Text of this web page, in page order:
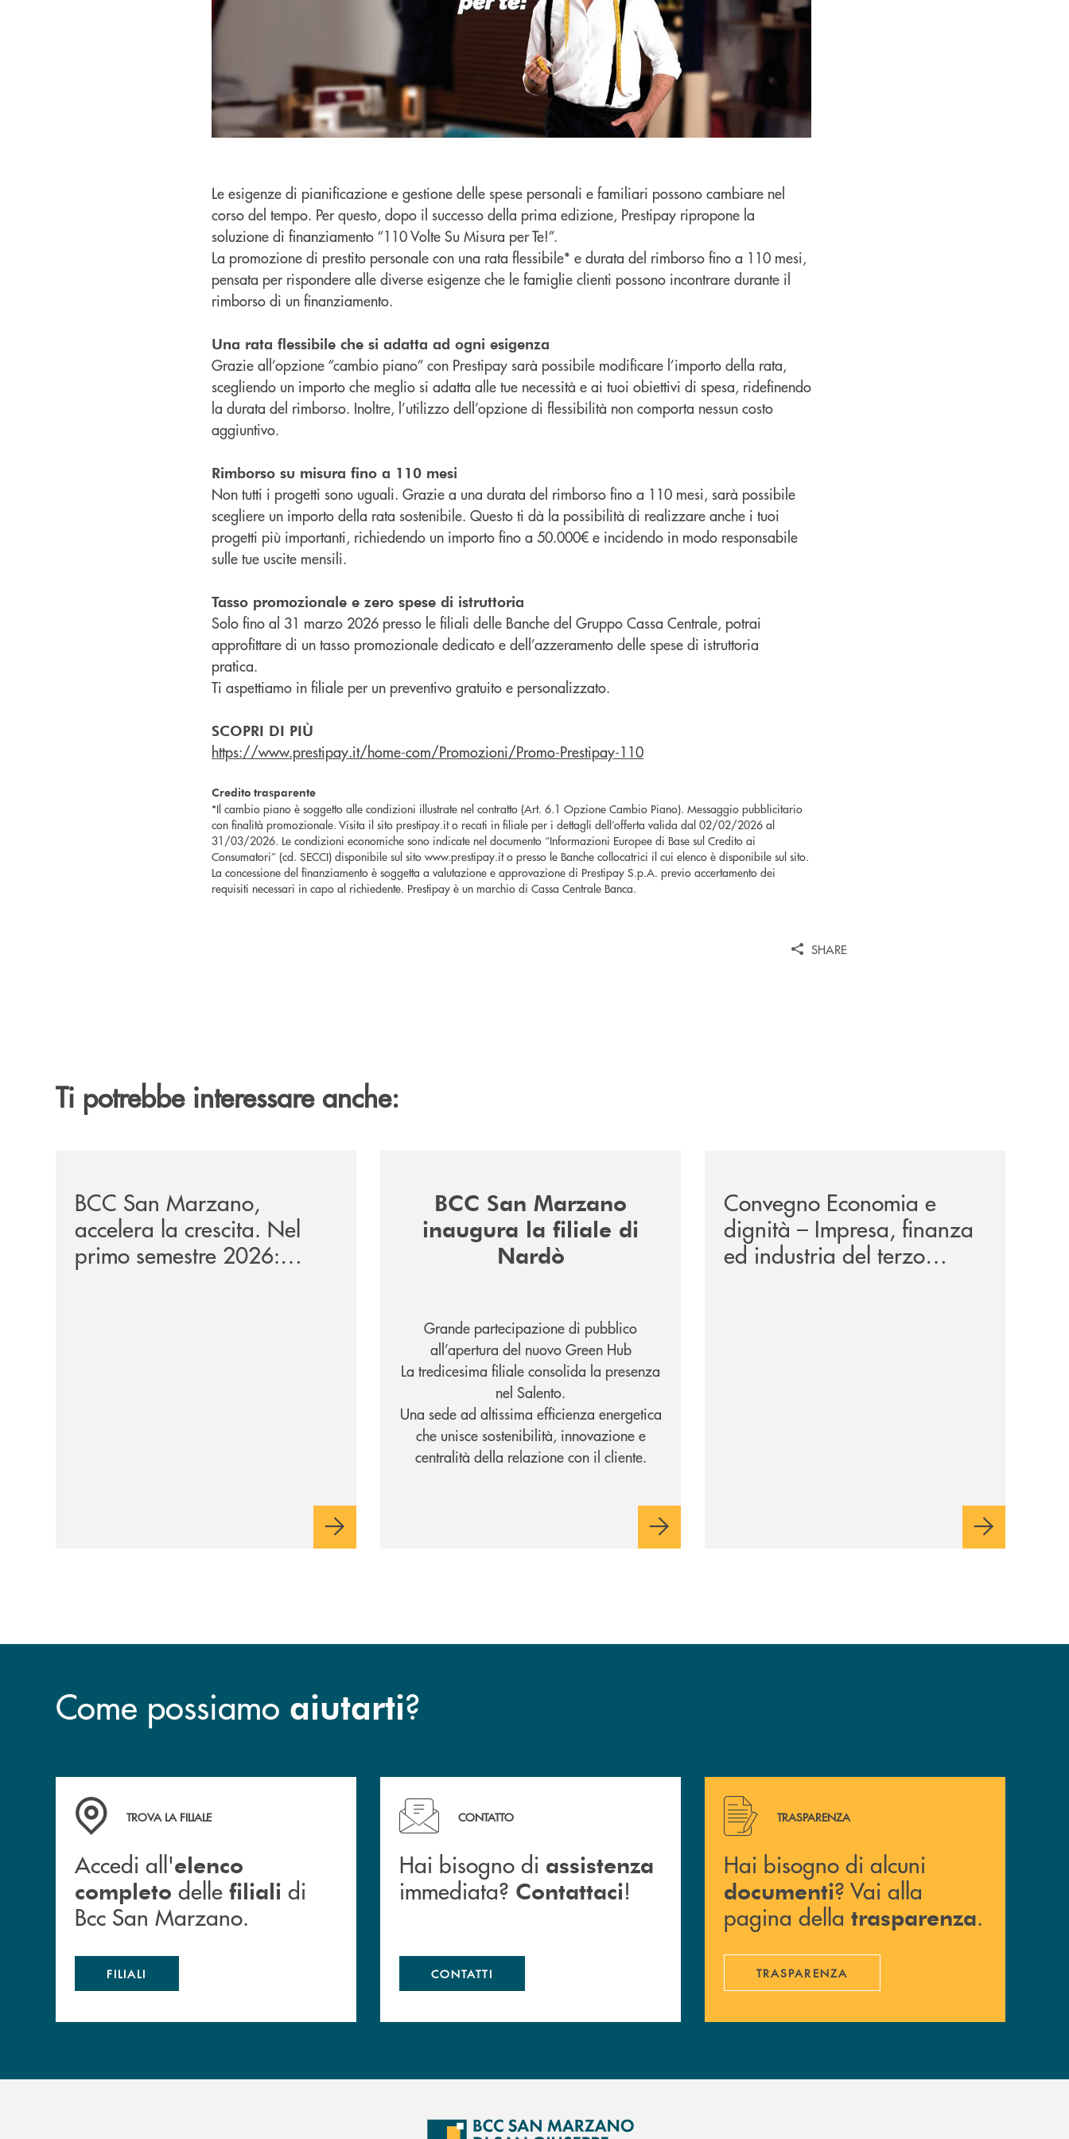
Le esigenze di pianificazione e gestione delle spese personali e familiari possono cambiare nel
corso del tempo. Per questo, dopo il successo della prima edizione, Prestipay ripropone la
soluzione di finanziamento “110 Volte Su Misura per Te!”.
La promozione di prestito personale con una rata flessibile* e durata del rimborso fino a 110 mesi,
pensata per rispondere alle diverse esigenze che le famiglie clienti possono incontrare durante il
rimborso di un finanziamento.
Una rata flessibile che si adatta ad ogni esigenza
Grazie all’opzione “cambio piano” con Prestipay sarà possibile modificare l’importo della rata,
scegliendo un importo che meglio si adatta alle tue necessità e ai tuoi obiettivi di spesa, ridefinendo
la durata del rimborso. Inoltre, l’utilizzo dell’opzione di flessibilità non comporta nessun costo
aggiuntivo.
Rimborso su misura fino a 110 mesi
Non tutti i progetti sono uguali. Grazie a una durata del rimborso fino a 110 mesi, sarà possibile
scegliere un importo della rata sostenibile. Questo ti dà la possibilità di realizzare anche i tuoi
progetti più importanti, richiedendo un importo fino a 50.000€ e incidendo in modo responsabile
sulle tue uscite mensili.
Tasso promozionale e zero spese di istruttoria
Solo fino al 31 marzo 2026 presso le filiali delle Banche del Gruppo Cassa Centrale, potrai
approfittare di un tasso promozionale dedicato e dell’azzeramento delle spese di istruttoria
pratica.
Ti aspettiamo in filiale per un preventivo gratuito e personalizzato.
SCOPRI DI PIÙ
https://www.prestipay.it/home-com/Promozioni/Promo-Prestipay-110
Credito trasparente
*Il cambio piano è soggetto alle condizioni illustrate nel contratto (Art. 6.1 Opzione Cambio Piano). Messaggio pubblicitario
con finalità promozionale. Visita il sito prestipay.it o recati in filiale per i dettagli dell’offerta valida dal 02/02/2026 al
31/03/2026. Le condizioni economiche sono indicate nel documento “Informazioni Europee di Base sul Credito ai
Consumatori” (cd. SECCI) disponibile sul sito www.prestipay.it o presso le Banche collocatrici il cui elenco è disponibile sul sito.
La concessione del finanziamento è soggetta a valutazione e approvazione di Prestipay S.p.A. previo accertamento dei
requisiti necessari in capo al richiedente. Prestipay è un marchio di Cassa Centrale Banca.
SHARE
Ti potrebbe interessare anche:
BCC San Marzano,
accelera la crescita. Nel
primo semestre 2026:
raccolta oltre 1,08 miliardi,
BCC San Marzano
inaugura la filiale di
Nardò
Grande partecipazione di pubblico
all’apertura del nuovo Green Hub
La tredicesima filiale consolida la presenza
nel Salento.
Una sede ad altissima efficienza energetica
che unisce sostenibilità, innovazione e
centralità della relazione con il cliente.
Convegno Economia e
dignità – Impresa, finanza
ed industria del terzo
Come possiamo aiutarti?
Accedi all' elenco completo delle filiali di Bcc San Marzano.
TROVA LA FILIALE
Accedi all'elenco
completo delle filiali di
Bcc San Marzano.
FILIALI
Hai bisogno di assistenza immediata? Contattaci !
CONTATTO
Hai bisogno di assistenza
immediata? Contattaci!
CONTATTI
Hai bisogno di alcuni documenti ? Vai alla pagina della
TRASPARENZA
Hai bisogno di alcuni
documenti? Vai alla
pagina della trasparenza.
TRASPARENZA